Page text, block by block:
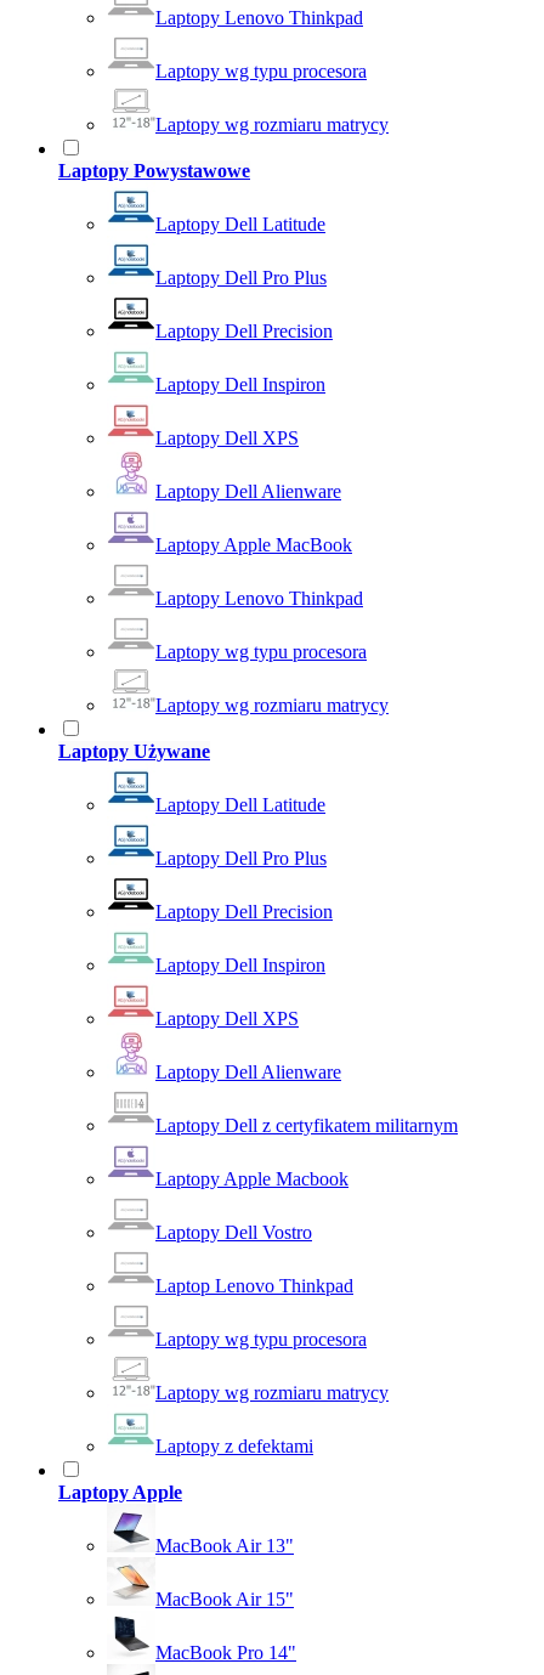
Laptopy Lenovo Thinkpad
Laptopy wg typu procesora
Laptopy wg rozmiaru matrycy
Laptopy Powystawowe
Laptopy Dell Latitude
Laptopy Dell Pro Plus
Laptopy Dell Precision
Laptopy Dell Inspiron
Laptopy Dell XPS
Laptopy Dell Alienware
Laptopy Apple MacBook
Laptopy Lenovo Thinkpad
Laptopy wg typu procesora
Laptopy wg rozmiaru matrycy
Laptopy Używane
Laptopy Dell Latitude
Laptopy Dell Pro Plus
Laptopy Dell Precision
Laptopy Dell Inspiron
Laptopy Dell XPS
Laptopy Dell Alienware
Laptopy Dell z certyfikatem militarnym
Laptopy Apple Macbook
Laptopy Dell Vostro
Laptop Lenovo Thinkpad
Laptopy wg typu procesora
Laptopy wg rozmiaru matrycy
Laptopy z defektami
Laptopy Apple
MacBook Air 13"
MacBook Air 15"
MacBook Pro 14"